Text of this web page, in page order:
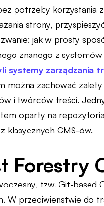
potrzeby korzystania
strony,
jak w prosty
znanego z
systemy zarządzania
można zachować
i twórców treści.
oparty na
klasycznych CMS-ów.
Forestry
tzw. Git-based
W przeciwieństwie do